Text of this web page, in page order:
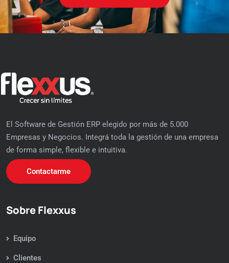
El Software de Gestión ERP elegido por más de 5.000
Empresas y Negocios. Integrá toda la gestión de una empresa
de forma simple, flexible e intuitiva.
Contactarme
Sobre Flexxus
Equipo
Clientes